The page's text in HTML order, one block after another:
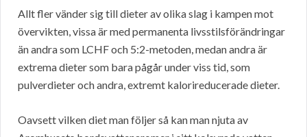
Allt fler vänder sig till dieter av olika slag i kampen mot
övervikten, vissa är med permanenta livsstilsförändringar
än andra som LCHF och 5:2-metoden, medan andra är
extrema dieter som bara pågår under viss tid, som
pulverdieter och andra, extremt kalorireducerade dieter.
Oavsett vilken diet man följer så kan man njuta av